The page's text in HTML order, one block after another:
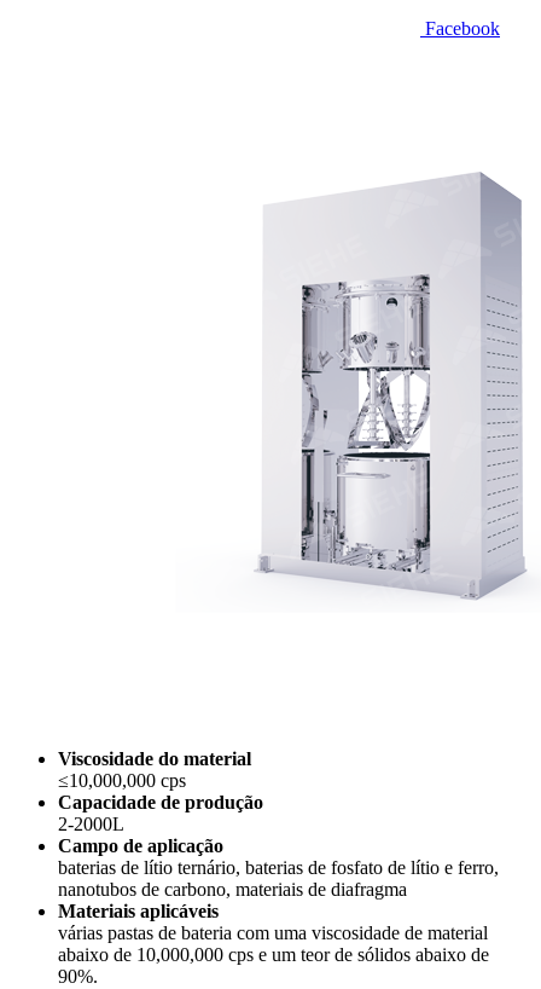
Facebook
Viscosidade do material
≤10,000,000 cps
Capacidade de produção
2-2000L
Campo de aplicação
baterias de lítio ternário, baterias de fosfato de lítio e ferro,
nanotubos de carbono, materiais de diafragma
Materiais aplicáveis
várias pastas de bateria com uma viscosidade de material
abaixo de 10,000,000 cps e um teor de sólidos abaixo de
90%.